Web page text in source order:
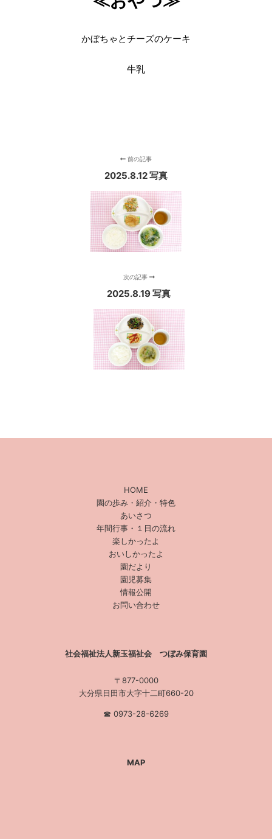
かぼちゃとチーズのケーキ
牛乳
前の記事
2025.8.12 写真
次の記事
2025.8.19 写真
HOME
園の歩み・紹介・特色
あいさつ
年間行事・１日の流れ
楽しかったよ
おいしかったよ
園だより
園児募集
情報公開
お問い合わせ
社会福祉法人新玉福祉会 つぼみ保育園
〒877-0000
大分県日田市大字十二町660-20
☎︎ 0973-28-6269
MAP